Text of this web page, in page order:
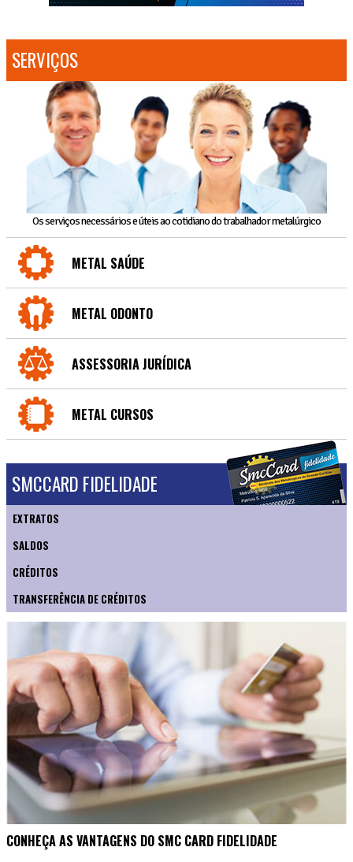
SERVIÇOS
Os serviços necessários e úteis ao cotidiano do trabalhador metalúrgico
METAL SAÚDE
METAL ODONTO
ASSESSORIA JURÍDICA
METAL CURSOS
SMCCARD FIDELIDADE
EXTRATOS
SALDOS
CRÉDITOS
TRANSFERÊNCIA DE CRÉDITOS
CONHEÇA AS VANTAGENS DO SMC CARD FIDELIDADE